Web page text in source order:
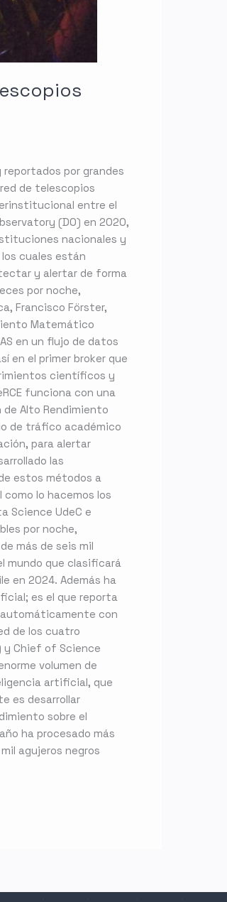
por grandes
de telescopios
entre el
(DO) en 2020,
nacionales y
cuales están
y alertar de forma
por noche,
Francisco Förster,
Matemático
en un flujo de datos
en el primer broker que
científicos y
funciona con una
Alto Rendimiento
de tráfico académico
para alertar
las
estos métodos a
lo hacemos los
Science UdeC e
por noche,
más de seis mil
mundo que clasificará
en 2024. Además ha
es el que reporta
automáticamente con
de los cuatro
y Chief of Science
volumen de
artificial, que
es desarrollar
sobre el
ha procesado más
agujeros negros